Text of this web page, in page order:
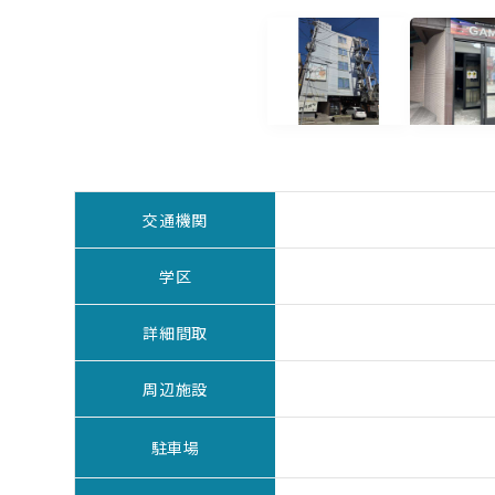
交通機関
学区
詳細間取
周辺施設
駐車場